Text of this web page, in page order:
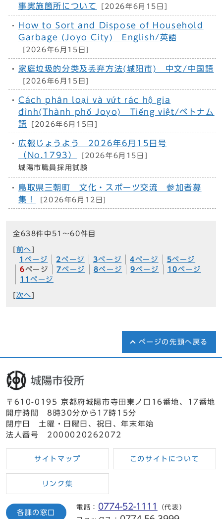
事実施箇所について
[2026年6月15日]
How to Sort and Dispose of Household
Garbage (Joyo City) English/英語
[2026年6月15日]
家庭垃圾的分类及丢弃方法(城阳市) 中文/中国語
[2026年6月15日]
Cách phân loại và vứt rác hộ gia
đình(Thành phố Joyo) Tiếng việt/ベトナム
語
[2026年6月15日]
広報じょうよう 2026年6月15日号
（No.1793）
[2026年6月15日]
城陽市職員採用試験
鳥取県三朝町 文化・スポーツ交流 参加者募
集！
[2026年6月12日]
全638件中51～60件目
前へ
1 ページ 2ページ 3ページ 4ページ 5ページ
6ページ 7ページ 8ページ 9ページ 10ページ
11ページ
次へ
ページの先頭へ戻る
〒610-0195 京都府城陽市寺田東ノ口16番地、17番地
開庁時間 8時30分から17時15分
閉庁日 土曜・日曜日、祝日、年末年始
法人番号 2000020262072
サイトマップ このサイトについて
リンク集
各課の窓口
電話： 0774-52-1111
（代表）